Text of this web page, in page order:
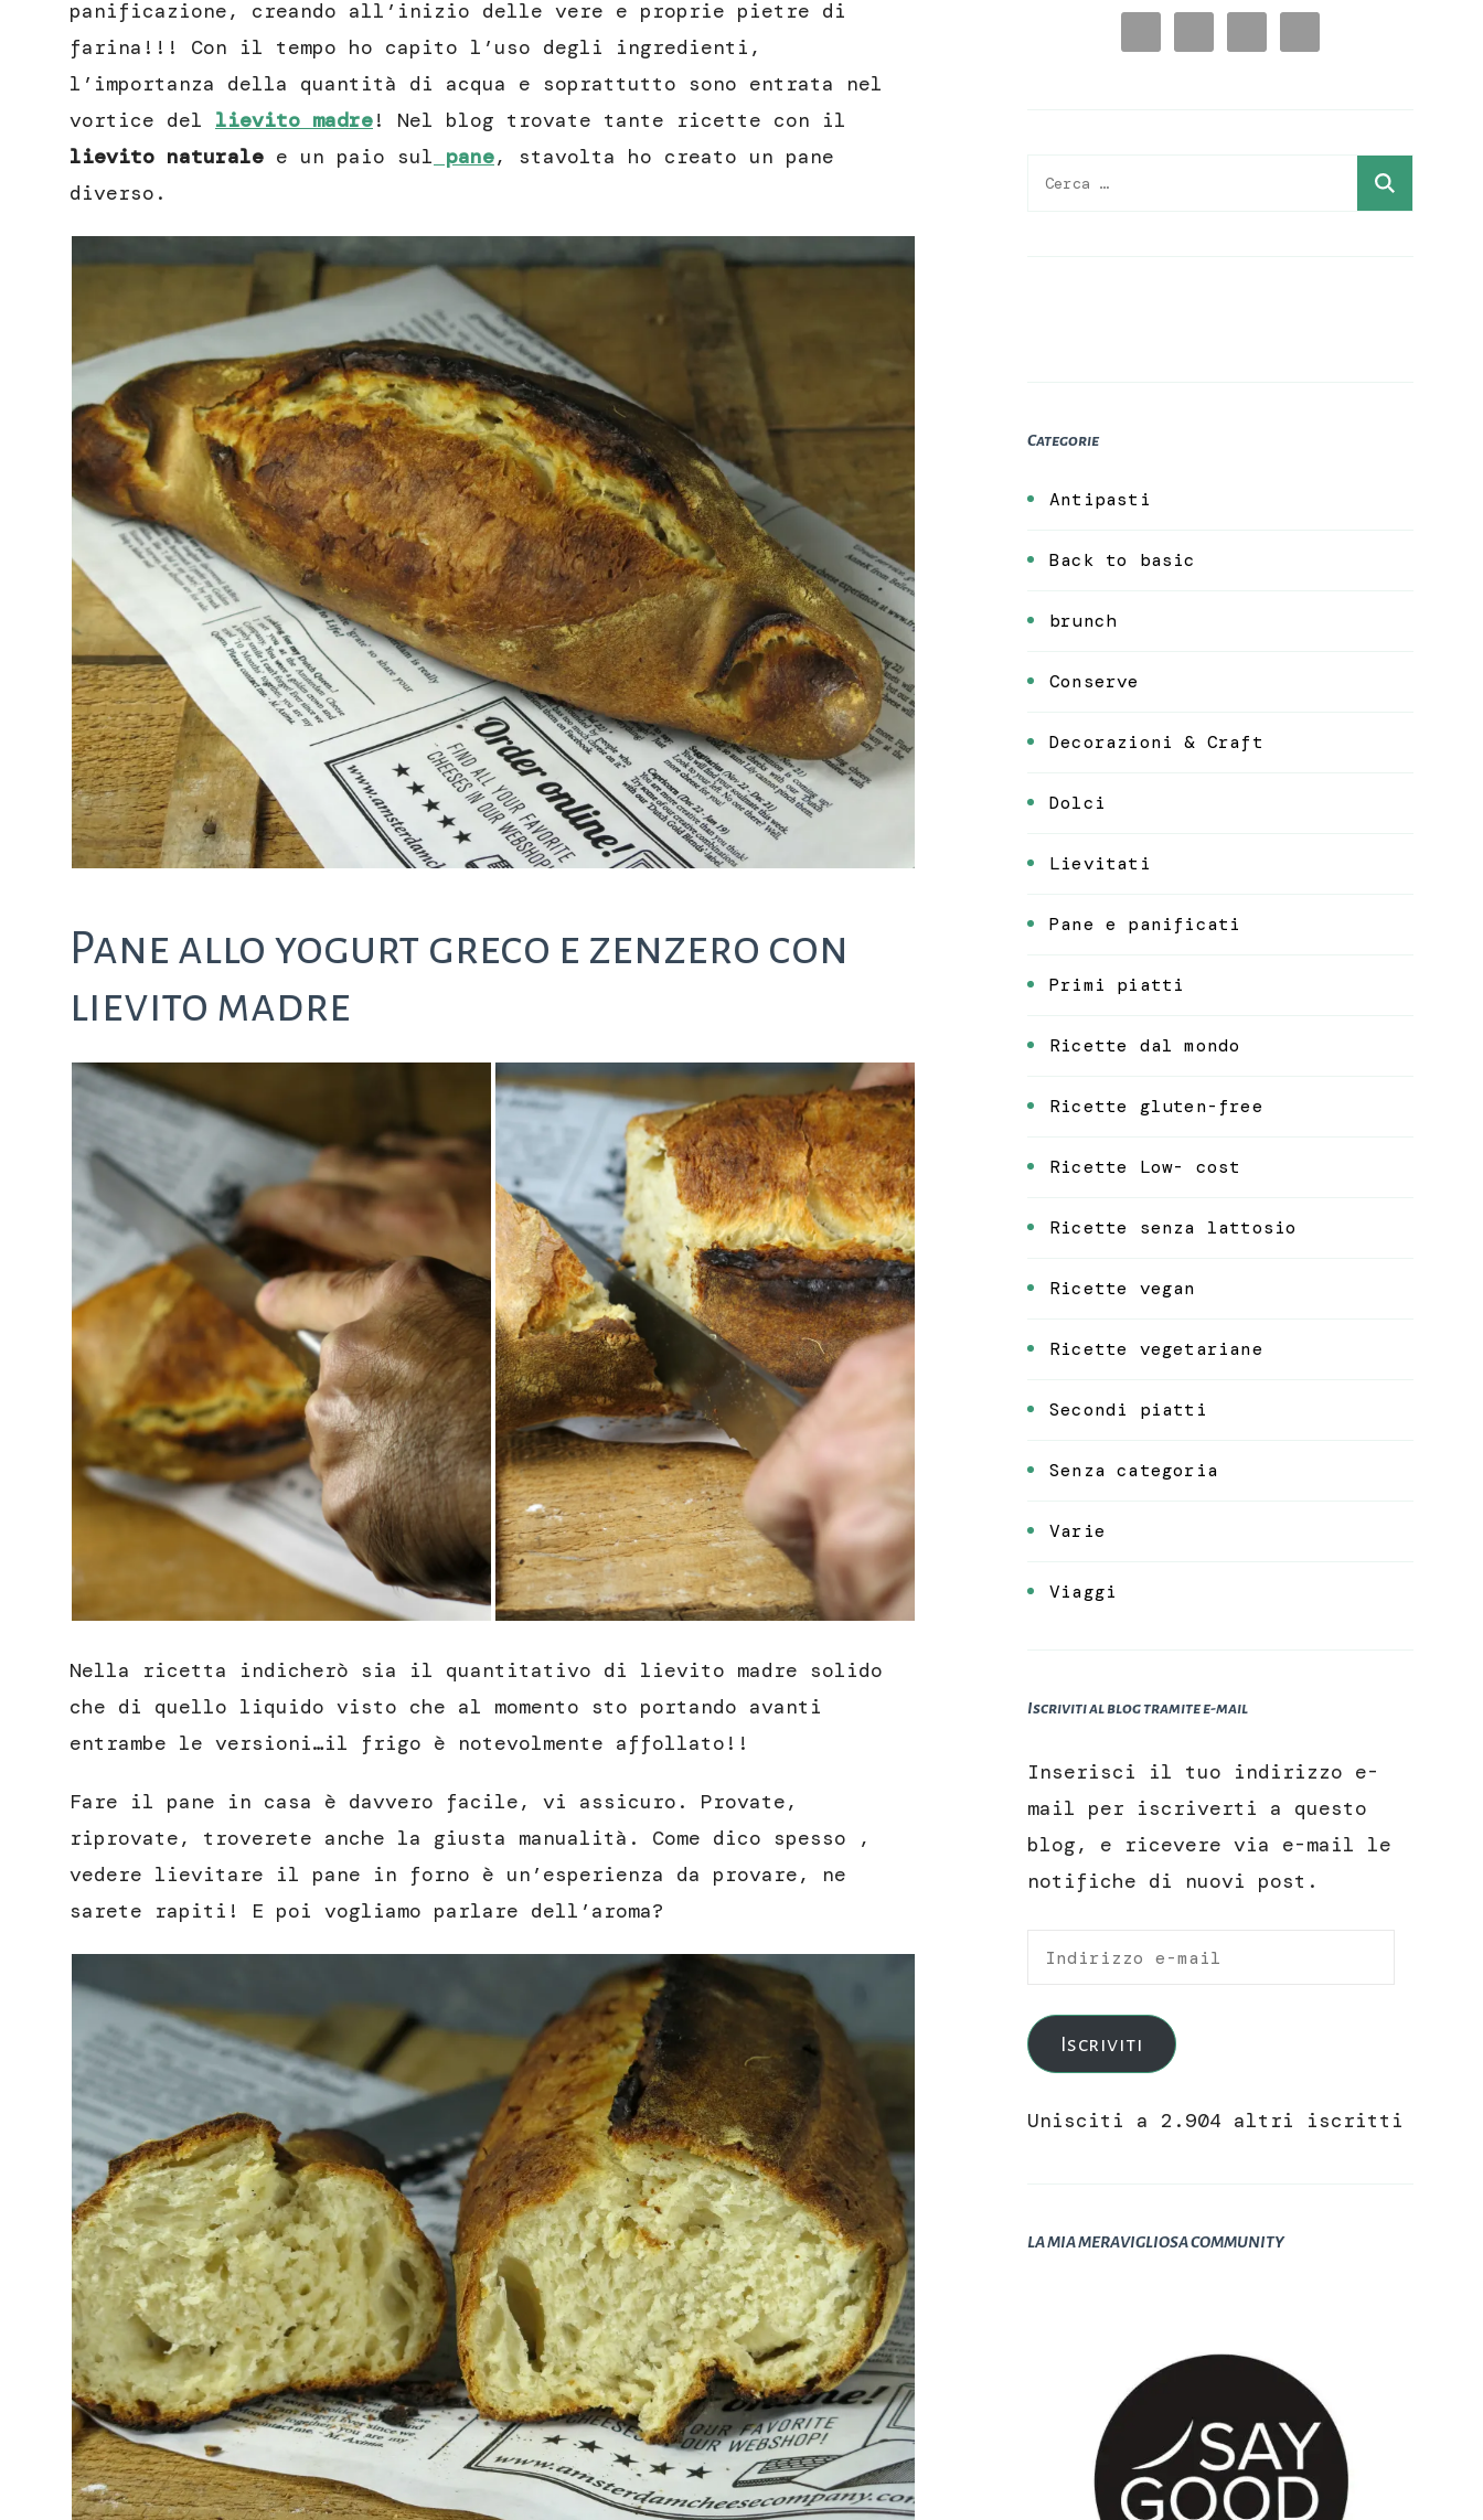
panificazione, creando all’inizio delle vere e proprie pietre di
farina!!! Con il tempo ho capito l’uso degli ingredienti,
l’importanza della quantità di acqua e soprattutto sono entrata nel
vortice del lievito madre! Nel blog trovate tante ricette con il
lievito naturale e un paio sul pane, stavolta ho creato un pane
diverso.
Pane allo yogurt greco e zenzero con
lievito madre
Nella ricetta indicherò sia il quantitativo di lievito madre solido
che di quello liquido visto che al momento sto portando avanti
entrambe le versioni…il frigo è notevolmente affollato!!
Fare il pane in casa è davvero facile, vi assicuro. Provate,
riprovate, troverete anche la giusta manualità. Come dico spesso ,
vedere lievitare il pane in forno è un’esperienza da provare, ne
sarete rapiti! E poi vogliamo parlare dell’aroma?
Ricerca
Categorie
Antipasti
Back to basic
brunch
Conserve
Decorazioni & Craft
Dolci
Lievitati
Pane e panificati
Primi piatti
Ricette dal mondo
Ricette gluten-free
Ricette Low- cost
Ricette senza lattosio
Ricette vegan
Ricette vegetariane
Secondi piatti
Senza categoria
Varie
Viaggi
Iscriviti al blog tramite e-mail
Inserisci il tuo indirizzo e-
mail per iscriverti a questo
blog, e ricevere via e-mail le
notifiche di nuovi post.
Indirizzo
mail
Iscriviti
Unisciti a 2.904 altri iscritti
LA MIA MERAVIGLIOSA COMMUNITY